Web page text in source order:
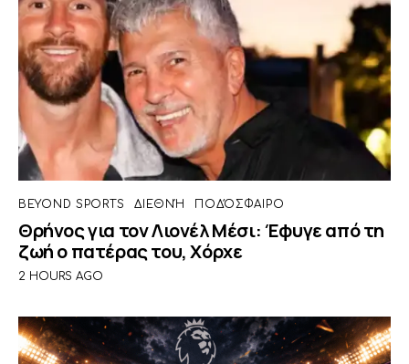
BEYOND SPORTS ΔΙΕΘΝΉ ΠΟΔΌΣΦΑΙΡΟ
Θρήνος για τον Λιονέλ Μέσι: Έφυγε από τη
ζωή ο πατέρας του, Χόρχε
2 HOURS AGO